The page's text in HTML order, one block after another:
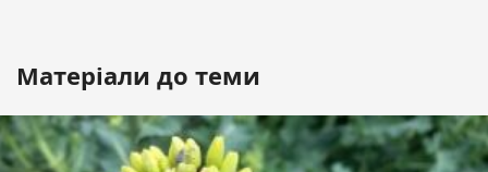
Матеріали до теми